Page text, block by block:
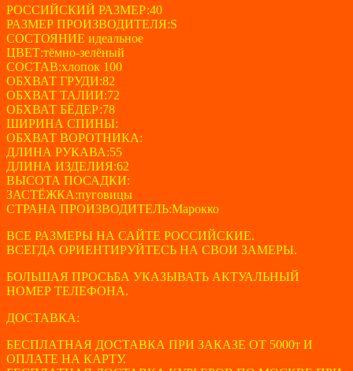
составляла
6400 ₽.
1560 ₽.
РОССИЙСКИЙ РАЗМЕР:40
РАЗМЕР ПРОИЗВОДИТЕЛЯ:S
СОСТОЯНИЕ идеальное
ЦВЕТ:тёмно-зелёный
СОСТАВ:хлопок 100
ОБХВАТ ГРУДИ:82
ОБХВАТ ТАЛИИ:72
ОБХВАТ БЁДЕР:78
ШИРИНА СПИНЫ:
ОБХВАТ ВОРОТНИКА:
ДЛИНА РУКАВА:55
ДЛИНА ИЗДЕЛИЯ:62
ВЫСОТА ПОСАДКИ:
ЗАСТЁЖКА:пуговицы
СТРАНА ПРОИЗВОДИТЕЛЬ:Марокко
ВСЕ РАЗМЕРЫ НА САЙТЕ РОССИЙСКИЕ.
ВСЕГДА ОРИЕНТИРУЙТЕСЬ НА СВОИ ЗАМЕРЫ.
БОЛЬШАЯ ПРОСЬБА УКАЗЫВАТЬ АКТУАЛЬНЫЙ
НОМЕР ТЕЛЕФОНА.
ДОСТАВКА:
БЕСПЛАТНАЯ ДОСТАВКА ПРИ ЗАКАЗЕ ОТ 5000т И
ОПЛАТЕ НА КАРТУ.